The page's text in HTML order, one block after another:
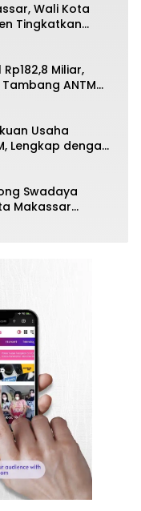
Wali Kota
Tingkatkan
Miliar,
ANTM
Usaha
Lengkap dengan
Swadaya
Makassar